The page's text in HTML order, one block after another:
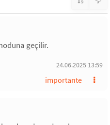
geçilir.
24.06.2025 13:59
importante